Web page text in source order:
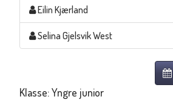
Eilin Kjærland
Selina Gjelsvik West
Klasse: Yngre junior